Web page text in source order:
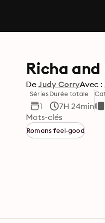
Richa and
De Judy CorryAvec :
Séries
1
Durée totale
7H 24min
Mots-clés
Romans feel-good